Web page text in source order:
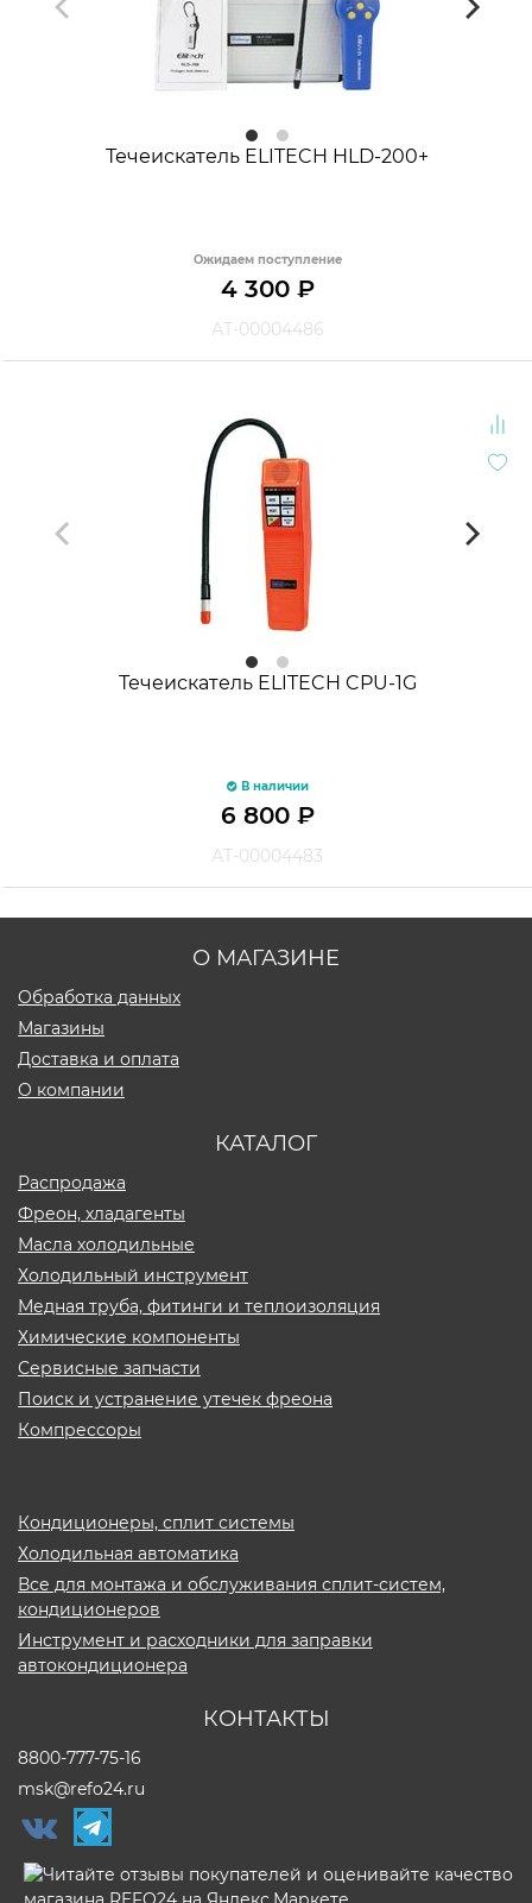
Течеискатель ELITECH HLD-200+
Ожидаем поступление
4 300 ₽
АТ-00004486
Течеискатель ELITECH CPU-1G
В наличии
6 800 ₽
АТ-00004483
О МАГАЗИНЕ
Обработка данных
Магазины
Доставка и оплата
О компании
КАТАЛОГ
Распродажа
Фреон, хладагенты
Масла холодильные
Холодильный инструмент
Медная труба, фитинги и теплоизоляция
Химические компоненты
Сервисные запчасти
Поиск и устранение утечек фреона
Компрессоры
Кондиционеры, сплит системы
Холодильная автоматика
Все для монтажа и обслуживания сплит-систем,
кондиционеров
Инструмент и расходники для заправки
автокондиционера
КОНТАКТЫ
8800-777-75-16
msk@refo24.ru